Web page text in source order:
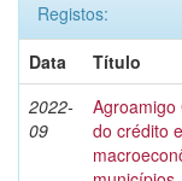
Registos:
Data
Título
2022-
09
Agroamigo
do crédito